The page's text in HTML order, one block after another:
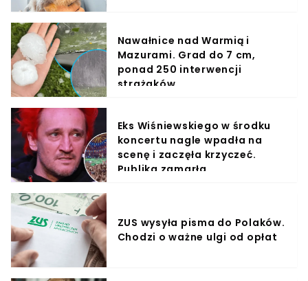
Nawałnice nad Warmią i
Mazurami. Grad do 7 cm,
ponad 250 interwencji
strażaków
Eks Wiśniewskiego w środku
koncertu nagle wpadła na
scenę i zaczęła krzyczeć.
Publika zamarła
ZUS wysyła pisma do Polaków.
Chodzi o ważne ulgi od opłat